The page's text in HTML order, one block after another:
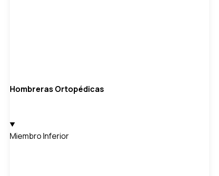
Hombreras Ortopédicas
Miembro Inferior